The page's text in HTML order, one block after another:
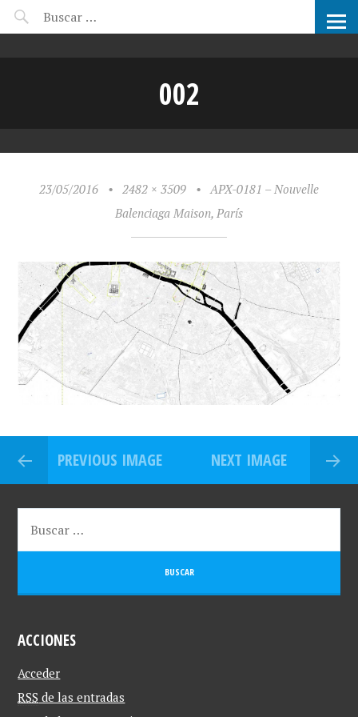
CANDIDATOS ARCHIPRIX
002
23/05/2016 • 2482 × 3509 • APX-0181 – Nouvelle
Balenciaga Maison, París
PREVIOUS IMAGE NEXT IMAGE
ACCIONES
Acceder
RSS de las entradas